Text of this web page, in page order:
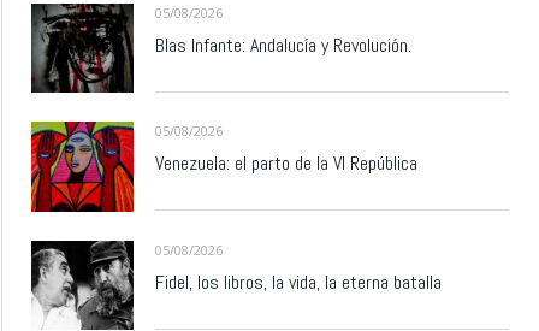
05/08/2026
Blas Infante: Andalucía y Revolución.
05/08/2026
Venezuela: el parto de la VI República
05/08/2026
Fidel, los libros, la vida, la eterna batalla